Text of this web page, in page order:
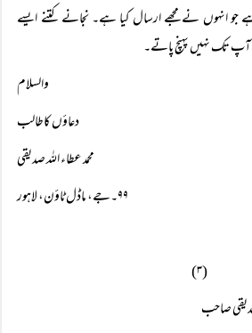
انہوں نے مجھے ارسال کیا ہے۔ نجانے کتنے ایسے
تک نہیں پہنچ پاتے۔
والسلام
دعاؤں کاطالب
محمد عطاء اللہ صدیقی
۹۹۔جے، ماڈل ٹاؤن، لاہور
(۳)
صاحب